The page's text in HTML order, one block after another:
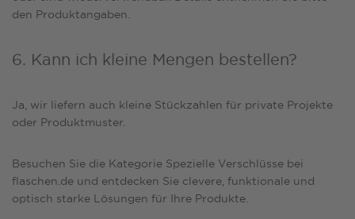
den Produktangaben.
6. Kann ich kleine Mengen bestellen?
Ja, wir liefern auch kleine Stückzahlen für private Projekte
oder Produktmuster.
Besuchen Sie die Kategorie Spezielle Verschlüsse bei
flaschen.de und entdecken Sie clevere, funktionale und
optisch starke Lösungen für Ihre Produkte.